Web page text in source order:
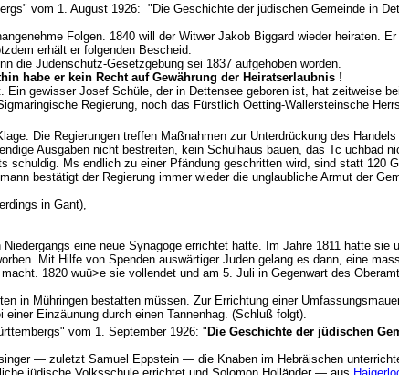
vom 1. August 1926: "Die Geschichte der jüdischen Gemeinde in
Folgen. 1840 will der Witwer Jakob Biggard wieder heiraten. Er
erhält er folgenden Bescheid:
die Judenschutz-Gesetzgebung sei 1837 aufgehoben worden.
habe er kein Recht auf Gewährung der Heiratserlaubnis !
gewisser Josef Schüle, der in Dettensee geboren ist, hat zeitweise
Regierung, noch das Fürstlich Oetting-Wallersteinsche
Die Regierungen treffen Maßnahmen zur Unterdrückung des
Ausgaben nicht bestreiten, kein Schulhaus bauen, das Tc uchbad
schuldig. Ms endlich zu einer Pfändung geschritten wird, sind statt 120
bestätigt der Regierung immer wieder die unglaubliche Armut der
in Gant),
eine neue Synagoge errichtet hatte. Im Jahre 1811 hatte sie
Mit Hilfe von Spenden auswärtiger Juden gelang es dann, eine
1820 wuü>e sie vollendet und am 5. Juli in Gegenwart des
in Mühringen bestatten müssen. Zur Errich­tung einer
einer Einzäu­nung durch einen Tannenhag. (Schluß folgt).
vom 1. September 1926: " Die Geschichte der jüdischen
— zuletzt Samuel Eppstein — die Knaben im Hebräischen